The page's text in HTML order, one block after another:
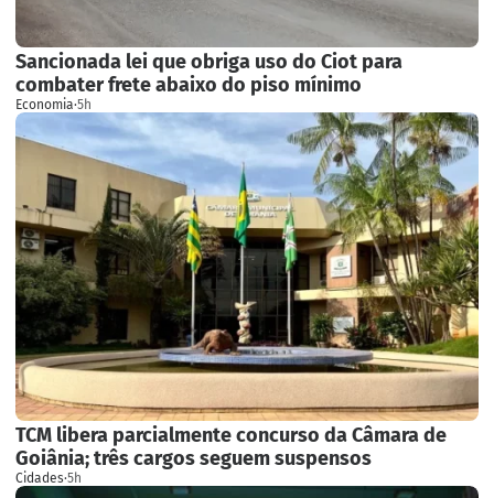
Sancionada lei que obriga uso do Ciot para
combater frete abaixo do piso mínimo
Economia·5h
TCM libera parcialmente concurso da Câmara de
Goiânia; três cargos seguem suspensos
Cidades·5h